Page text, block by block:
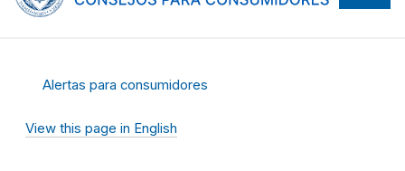
Alertas para consumidores
View this page in English